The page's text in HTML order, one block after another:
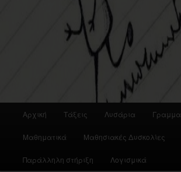
Αρχική Τάξεις Λυσάρια
Μαθηματικά Μαθησιακές Δυσκολίες
Παράλληλη στήριξη Λογισμικά